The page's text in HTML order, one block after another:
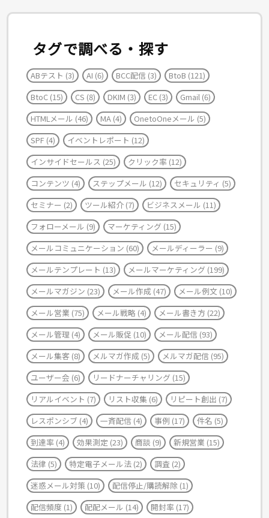
タグで調べる・探す
ABテスト (3) AI (6) BCC配信 (3) BtoB (121)
BtoC (15) CS (8) DKIM (3) EC (3) Gmail (6)
HTMLメール (46) MA (4) OnetoOneメール (5)
SPF (4) イベントレポート (12)
インサイドセールス (25) クリック率 (12)
コンテンツ (4) ステップメール (12) セキュリティ (5)
セミナー (2) ツール紹介 (7) ビジネスメール (11)
フォローメール (9) マーケティング (15)
メールコミュニケーション (60) メールディーラー (9)
メールテンプレート (13) メールマーケティング (199)
メールマガジン (23) メール作成 (47) メール例文 (10)
メール営業 (75) メール戦略 (4) メール書き方 (22)
メール管理 (4) メール販促 (10) メール配信 (93)
メール集客 (8) メルマガ作成 (5) メルマガ配信 (95)
ユーザー会 (6) リードナーチャリング (15)
リアルイベント (7) リスト収集 (6) リピート創出 (7)
レスポンシブ (4) 一斉配信 (4) 事例 (17) 件名 (5)
到達率 (4) 効果測定 (23) 商談 (9) 新規営業 (15)
法律 (5) 特定電子メール法 (2) 調査 (2)
迷惑メール対策 (10) 配信停止/購読解除 (1)
配信頻度 (1) 配配メール (14) 開封率 (17)